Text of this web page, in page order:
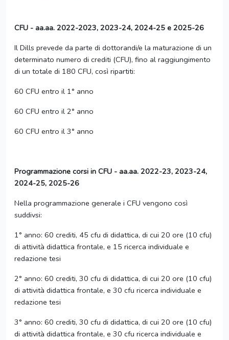
CFU - aa.aa. 2022-2023, 2023-24, 2024-25 e 2025-26
Il Dills prevede da parte di dottorandi/e la maturazione di un
determinato numero di crediti (CFU), fino al raggiungimento
di un totale di 180 CFU, così ripartiti:
60 CFU entro il 1° anno
60 CFU entro il 2° anno
60 CFU entro il 3° anno
Programmazione corsi in CFU - aa.aa. 2022-23, 2023-24,
2024-25, 2025-26
Nella programmazione generale i CFU vengono così
suddivsi:
1° anno: 60 crediti, 45 cfu di didattica, di cui 20 ore (10 cfu)
di attività didattica frontale, e 15 ricerca individuale e
redazione tesi
2° anno: 60 crediti, 30 cfu di didattica, di cui 20 ore (10 cfu)
di attività didattica frontale, e 30 cfu ricerca individuale e
redazione tesi
3° anno: 60 crediti, 30 cfu di didattica, di cui 20 ore (10 cfu)
di attività didattica frontale, e 30 cfu ricerca individuale e